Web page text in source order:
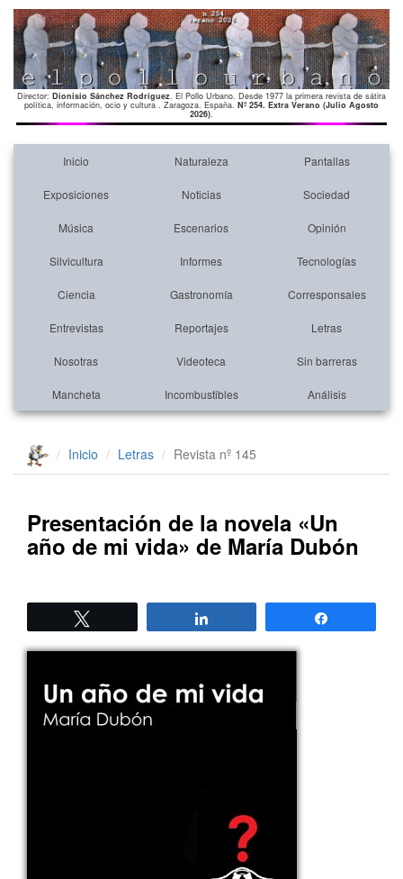
Director: Dionisio Sánchez Rodríguez. El Pollo Urbano. Desde 1977 la primera revista de sátira
política, información, ocio y cultura . Zaragoza. España. Nº 254. Extra Verano (Julio Agosto
2026).
Inicio Naturaleza Pantallas
Exposiciones Noticias Sociedad
Música Escenarios Opinión
Silvicultura Informes Tecnologías
Ciencia Gastronomía Corresponsales
Entrevistas Reportajes Letras
Nosotras Videoteca Sin barreras
Mancheta Incombustibles Análisis
Inicio Letras Revista nº 145
Presentación de la novela «Un
año de mi vida» de María Dubón